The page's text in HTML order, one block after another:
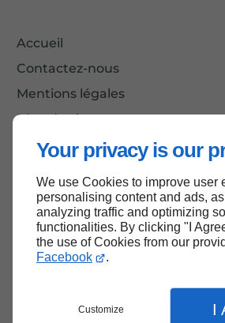
Your privacy is our
We use Cookies to improve user
personalising content and ads,
analyzing traffic and optimizing
functionalities. By clicking "I
the use of Cookies from our
Facebook
.
Customize I
Accueil
Contactez-nous
Mentions légales
Plan du site
Haut de